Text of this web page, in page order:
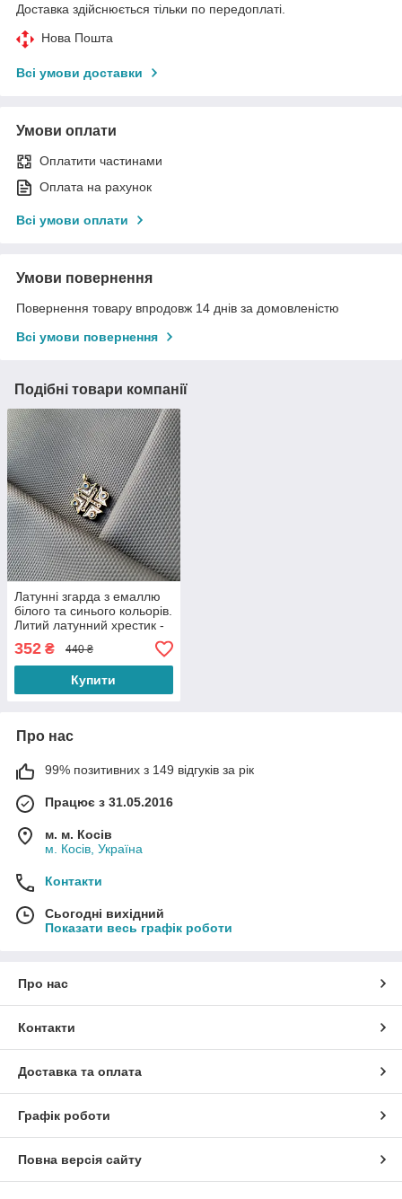
Доставка здійснюється тільки по передоплаті.
Нова Пошта
Всі умови доставки
Умови оплати
Оплатити частинами
Оплата на рахунок
Всі умови оплати
Умови повернення
Повернення товару впродовж 14 днів за домовленістю
Всі умови повернення
Подібні товари компанії
Латунні згарда з емаллю
білого та синього кольорів.
Литий латунний хрестик -
зґарда для намиста з
українським
352 ₴ 440 ₴
Купити
Про нас
99% позитивних з 149 відгуків за рік
Працює з 31.05.2016
м. м. Косів
м. Косів, Україна
Контакти
Сьогодні вихідний
Показати весь графік роботи
Про нас
Контакти
Доставка та оплата
Графік роботи
Повна версія сайту